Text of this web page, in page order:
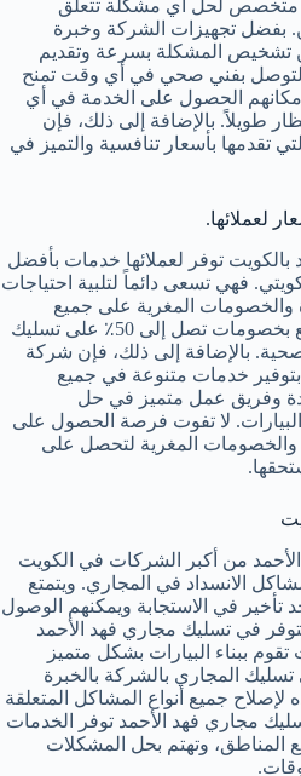
متخصص لحل أي مشكلة تتعلق
تجهيزات الشركة وخبرة
تشخيص المشكلة بسرعة وتقديم
بفني صحي في أي وقت تمنح
بإمكانهم الحصول على الخدمة في أي
طويلاً. بالإضافة إلى ذلك، فإن
تقدمها بأسعار تنافسية والتميز في
توفر لعملائها خدمات بأفضل
فهي تسعى دائماً لتلبية احتياجات
والخصومات المغرية على جميع
الخدمات التي تقدمها لهم، فتمتع بخصومات تصل إلى 50٪ على تسليك
بالإضافة إلى ذلك، فإن شركة
خدمات متنوعة في جميع
وفريق عمل متميز في حل
لا تفوت فرصة الحصول على
المغرية لتحصل على
من أكبر الشركات في الكويت
الانسداد في المجاري. ويتمتع
فلا يوجد تأخير في الاستجابة ويمكنهم الوصول
في تسليك مجاري فهد الأحمد
ببناء البيارات بشكل متميز
تسليك المجاري بالشركة بالخبرة
جميع أنواع المشاكل المتعلقة
مجاري فهد الأحمد توفر الخدمات
المناطق، وتهتم بحل المشكلات